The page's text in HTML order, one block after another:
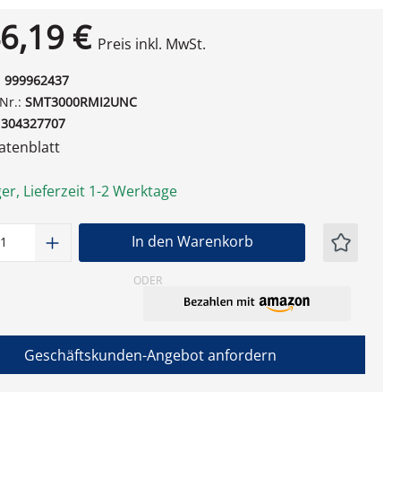
€ Preis inkl. MwSt.
999962437
SMT3000RMI2UNC
Lieferzeit 1-2 Werktage
Anzahl: Gib den gewünschten Wert
In den Warenkorb
ODER
Geschäftskunden-Angebot anfordern